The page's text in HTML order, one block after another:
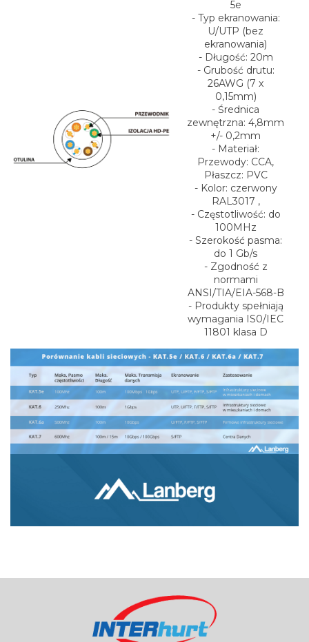
5e
- Typ ekranowania:
U/UTP (bez
ekranowania)
- Długość: 20m
- Grubość drutu:
26AWG (7 x
0,15mm)
- Średnica
zewnętrzna: 4,8mm
+/- 0,2mm
- Materiał:
Przewody: CCA,
Płaszcz: PVC
- Kolor: czerwony
RAL3017 ,
- Częstotliwość: do
100MHz
- Szerokość pasma:
do 1 Gb/s
- Zgodność z
normami
ANSI/TIA/EIA-568-B
- Produkty spełniają
wymagania IS0/IEC
11801 klasa D